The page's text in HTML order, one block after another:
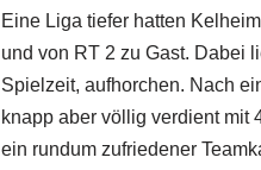
Eine Liga tiefer hatten
und von RT 2 zu Gast. Dabei
Spielzeit, aufhorchen. Nach
knapp aber völlig verdient mit
ein rundum zufriedener